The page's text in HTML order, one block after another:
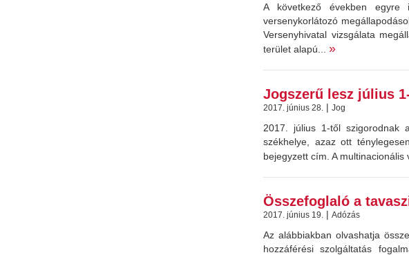
A következő években egyre
versenykorlátozó
Versenyhivatal vizsgálata
terület alapú... »
Jogszerű lesz július
2017. június 28. | Jog
2017. július 1-től szigorodnak
székhelye, azaz ott
bejegyzett cím. A
Összefoglaló a
2017. június 19. | Adózás
Az alábbiakban olvashatja
hozzáférési szolgáltatás